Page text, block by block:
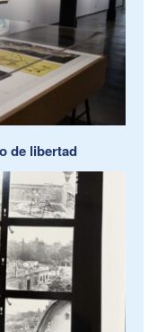
de libertad